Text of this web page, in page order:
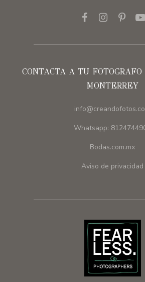
CONTACTA A TU
MONTERREY
Whatsapp:
Bodas.com.mx
Aviso de privacidad